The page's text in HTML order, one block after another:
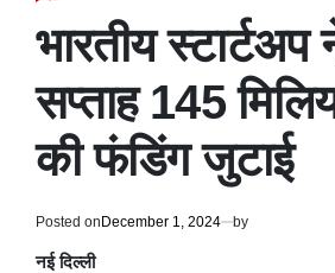
भारतीय
सप्ताह 145
की फंडिंग जुटाई
Posted onDecember 1, 2024 by
नई दिल्ली